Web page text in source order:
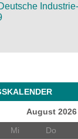
August 2026
Mi Do